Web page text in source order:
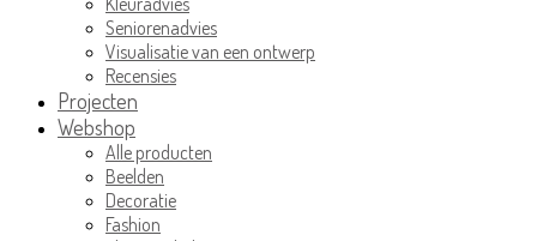
Seniorenadvies
Visualisatie van een ontwerp
Recensies
Projecten
Webshop
Alle producten
Beelden
Decoratie
Fashion